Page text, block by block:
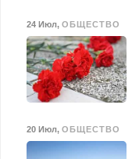
24 Июл, ОБЩЕСТВО
20 Июл, ОБЩЕСТВО